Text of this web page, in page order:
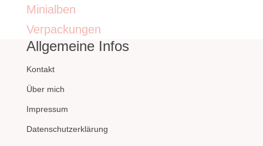
Minialben
Verpackungen
Allgemeine Infos
Kontakt
Über mich
Impressum
Datenschutzerklärung